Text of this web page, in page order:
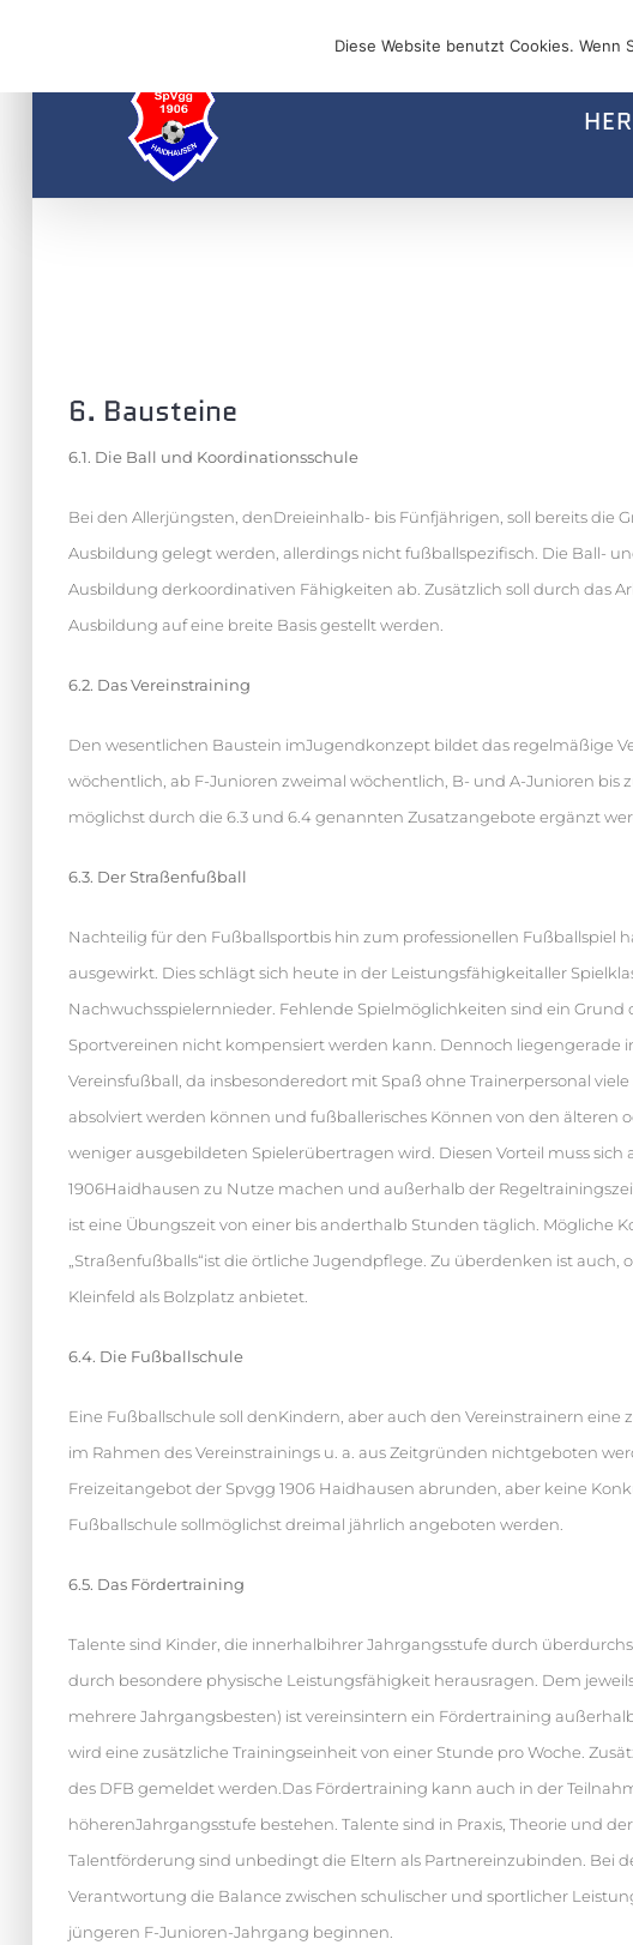
content
6. Bausteine
6.1. Die Ball und Koordinationsschule
Bei den Allerjüngsten, denDreieinhalb- bis Fünfjährigen, soll bereits die
Ausbildung gelegt werden, allerdings nicht fußballspezifisch. Die Ball-
Ausbildung derkoordinativen Fähigkeiten ab. Zusätzlich soll durch das
Ausbildung auf eine breite Basis gestellt werden.
6.2. Das Vereinstraining
Den wesentlichen Baustein imJugendkonzept bildet das regelmäßige
wöchentlich, ab F-Junioren zweimal wöchentlich, B- und A-Junioren bis
möglichst durch die 6.3 und 6.4 genannten Zusatzangebote ergänzt
6.3. Der Straßenfußball
Nachteilig für den Fußballsportbis hin zum professionellen Fußballspiel
ausgewirkt. Dies schlägt sich heute in der Leistungsfähigkeitaller
Nachwuchsspielernnieder. Fehlende Spielmöglichkeiten sind ein
Sportvereinen nicht kompensiert werden kann. Dennoch liegengerade
Vereinsfußball, da insbesonderedort mit Spaß ohne Trainerpersonal
absolviert werden können und fußballerisches Können von den älteren
weniger ausgebildeten Spielerübertragen wird. Diesen Vorteil muss sich
1906Haidhausen zu Nutze machen und außerhalb der
ist eine Übungszeit von einer bis anderthalb Stunden täglich. Mögliche
„Straßenfußballs“ist die örtliche Jugendpflege. Zu überdenken ist
Kleinfeld als Bolzplatz anbietet.
6.4. Die Fußballschule
Eine Fußballschule soll denKindern, aber auch den Vereinstrainern
im Rahmen des Vereinstrainings u. a. aus Zeitgründen nichtgeboten
Freizeitangebot der Spvgg 1906 Haidhausen abrunden, aber keine
Fußballschule sollmöglichst dreimal jährlich angeboten werden.
6.5. Das Fördertraining
Talente sind Kinder, die innerhalbihrer Jahrgangsstufe durch
durch besondere physische Leistungsfähigkeit herausragen. Dem
mehrere Jahrgangsbesten) ist vereinsintern ein Fördertraining
wird eine zusätzliche Trainingseinheit von einer Stunde pro Woche.
des DFB gemeldet werden.Das Fördertraining kann auch in der
höherenJahrgangsstufe bestehen. Talente sind in Praxis, Theorie und
Talentförderung sind unbedingt die Eltern als Partnereinzubinden. Bei
Verantwortung die Balance zwischen schulischer und sportlicher
jüngeren F-Junioren-Jahrgang beginnen.
Diese Website benutzt Cookies.